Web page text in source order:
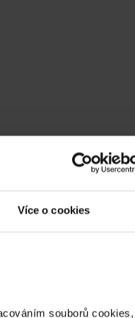
Více o cookies
souborů cookies,